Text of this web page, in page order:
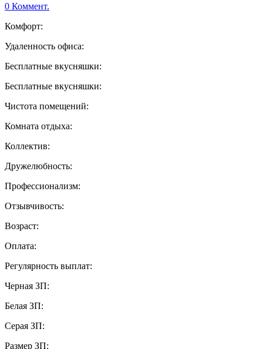
0 Коммент.
Комфорт:
Удаленность офиса:
Бесплатные вкусняшки:
Бесплатные вкусняшки:
Чистота помещений:
Комната отдыха:
Коллектив:
Дружелюбность:
Профессионализм:
Отзывчивость:
Возраст:
Оплата:
Регулярность выплат:
Черная ЗП:
Белая ЗП:
Серая ЗП:
Размер ЗП: